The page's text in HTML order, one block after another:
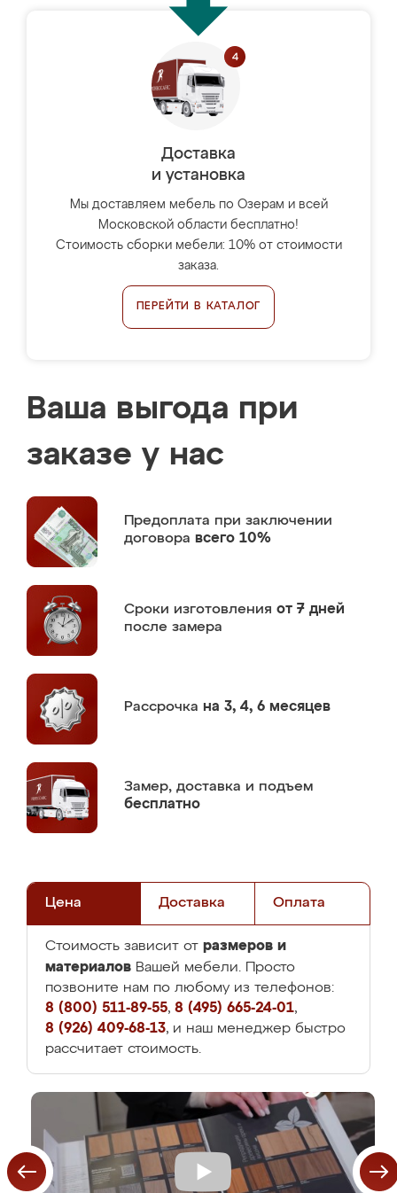
Доставка
и установка
Мы доставляем мебель по Озерам и всей
Московской области бесплатно!
Стоимость сборки мебели: 10% от стоимости
заказа.
ПЕРЕЙТИ В КАТАЛОГ
Ваша выгода при
заказе у нас
Предоплата при заключении
договора всего 10%
Сроки изготовления от 7 дней
после замера
Рассрочка на 3, 4, 6 месяцев
Замер, доставка и подъем
бесплатно
Цена Доставка Оплата
Стоимость зависит от размеров и
материалов Вашей мебели. Просто
позвоните нам по любому из телефонов:
8 (800) 511-89-55, 8 (495) 665-24-01,
8 (926) 409-68-13, и наш менеджер быстро
рассчитает стоимость.